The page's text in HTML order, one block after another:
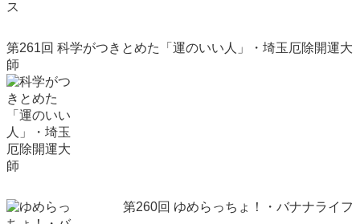
第261回 科学がつきとめた「運のいい人」・埼玉厄除開運大
師
第260回 ゆめらっちょ！・バナナライフ